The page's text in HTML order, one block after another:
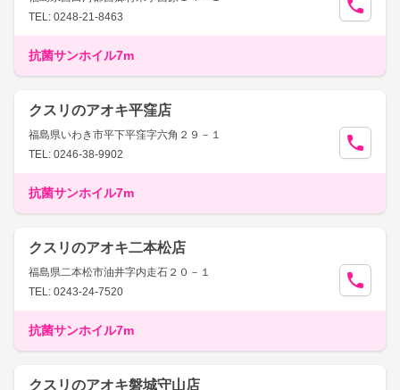
TEL: 0248-21-8463
抗菌サンホイル7m
クスリのアオキ平窪店
福島県いわき市平下平窪字六角２９－１
TEL: 0246-38-9902
抗菌サンホイル7m
クスリのアオキ二本松店
福島県二本松市油井字内走石２０－１
TEL: 0243-24-7520
抗菌サンホイル7m
クスリのアオキ磐城守山店